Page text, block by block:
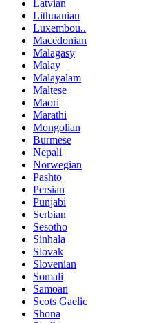
Latvian
Lithuanian
Luxembou..
Macedonian
Malagasy
Malay
Malayalam
Maltese
Maori
Marathi
Mongolian
Burmese
Nepali
Norwegian
Pashto
Persian
Punjabi
Serbian
Sesotho
Sinhala
Slovak
Slovenian
Somali
Samoan
Scots Gaelic
Shona